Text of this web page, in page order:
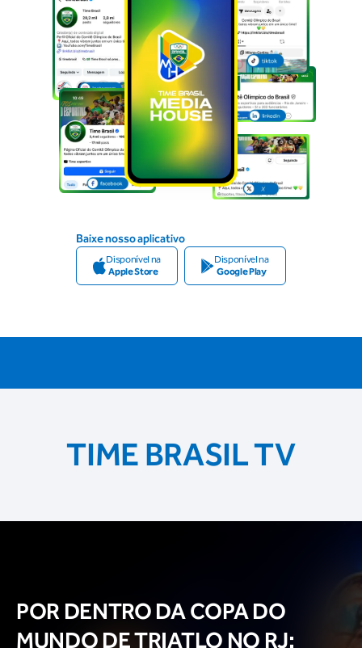
Baixe nosso aplicativo
Disponível na
Apple Store
Disponível na
Google Play
TIME BRASIL TV
POR DENTRO DA COPA DO
MUNDO DE TRIATLO NO RJ: